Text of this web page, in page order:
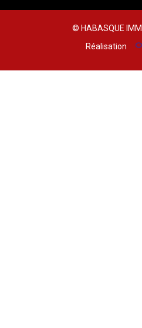
© HABASQUE
Réalisation